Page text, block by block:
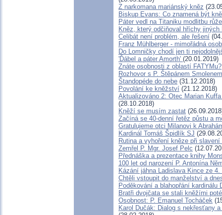
Z narkomana mariánský kněz
Biskup Evans: Co znamená být
Páter vedl na Titaniku modlitbu
Kněz, který odčiňoval hříchy jiných
Celibát není problém, ale řešení
Franz Mühlberger - mimořádná
Do Lomničky chodí jen ti
'Ďábel a páter Amorth' (20.01.2019)
Znáte osobnosti z oblastí FATYMu?
Rozhovor s P. Štěpánem
Štandopéde do nebe (31.12.2018)
Povolání ke kněžství (21.12.2018)
Aktualizováno 2: Otec Marian
(28.10.2018)
Kněží se musím zastat
Začíná se 40-denní řetěz půstu a
Gratulujeme otci Milanovi k
Kardinál Tomáš Špidlík SJ
Rutina a vyhoření kněze při slavení
Zemřel P. Mgr. Josef Pelc
Přednáška a prezentace knihy
100 let od narození P. Antonína
Kázání jáhna Ladislava Kince ze
Chtěli vstoupit do manželství a
Poděkování a blahopřání kardinálu
Bratři dvojčata se stali kněžími
Osobnost: P. Emanuel Tocháček
Karol Dučák: Dialog s nekřesťany